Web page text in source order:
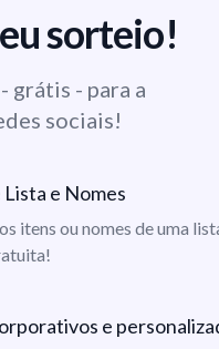
sorteio!
grátis - para a
sociais!
e Nomes
itens ou nomes de uma
e